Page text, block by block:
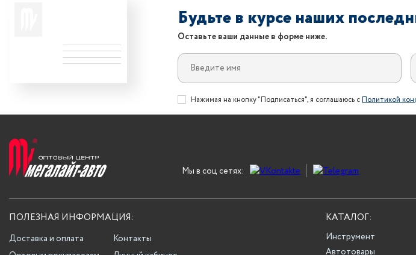
Будьте в курсе наших
Оставьте ваши данные в форме ниже.
Нажимая на кнопку "Подписаться", я соглашаюсь сПолитикой
Мы в соц сетях:
ПОЛЕЗНАЯ ИНФОРМАЦИЯ:
Доставка и оплата
Контакты
КАТАЛОГ:
Инструмент
Автотовары